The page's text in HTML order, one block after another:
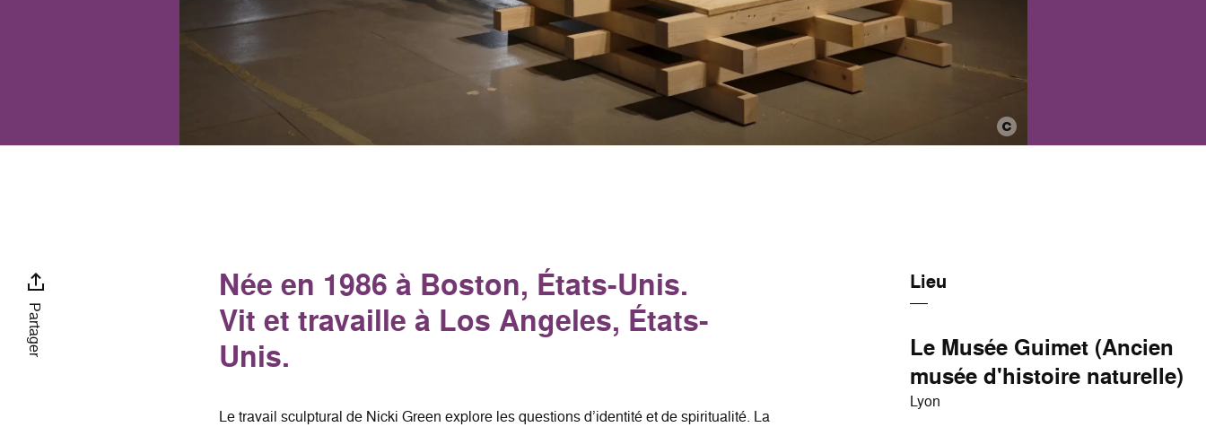
Partager
Lieu
Le Musée Guimet (Ancien
musée d'histoire naturelle)
Lyon
Née en 1986 à Boston, États-Unis.
Vit et travaille à Los Angeles, États-
Unis.
Le travail sculptural de Nicki Green explore les questions d’identité et de spiritualité. La